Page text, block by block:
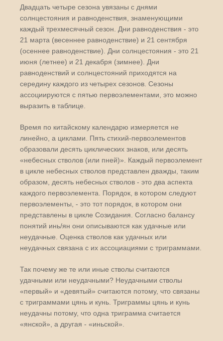
Двадцать четыре сезона увязаны с днями
солнцестояния и равноденствия, знаменующими
каждый трехмесячный сезон. Дни равноденствия - это
21 марта (весеннее равноденствие) и 21 сентября
(осеннее равноденствие). Дни солнцестояния - это 21
июня (летнее) и 21 декабря (зимнее). Дни
равноденствий и солнцестояний приходятся на
середину каждого из четырех сезонов. Сезоны
ассоциируются с пятью первоэлементами, это можно
выразить в таблице.
Время по китайскому календарю измеряется не
линейно, а циклами. Пять стихий-первоэлементов
образовали десять циклических знаков, или десять
«небесных стволов (или пней)». Каждый первоэлемент
в цикле небесных стволов представлен дважды, таким
образом, десять небесных стволов - это два аспекта
каждого первоэлемента. Порядок, в котором следуют
первоэлементы, - это тот порядок, в котором они
представлены в цикле Созидания. Согласно балансу
понятий инь/ян они описываются как удачные или
неудачные. Оценка стволов как удачных или
неудачных связана с их ассоциациями с триграммами.
Так почему же те или иные стволы считаются
удачными или неудачными? Неудачными стволы
«первый» и «девятый» считаются потому, что связаны
с триграммами цянь и кунь. Триграммы цянь и кунь
неудачны потому, что одна триграмма считается
«янской», а другая - «иньской».